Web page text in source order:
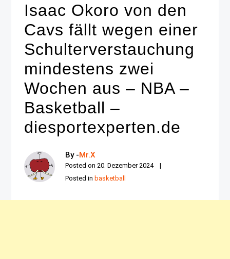
Isaac Okoro von den
Cavs fällt wegen einer
Schulterverstauchung
mindestens zwei
Wochen aus – NBA –
Basketball –
diesportexperten.de
By -Mr.X
Posted on 20. Dezember 2024
Posted in basketball